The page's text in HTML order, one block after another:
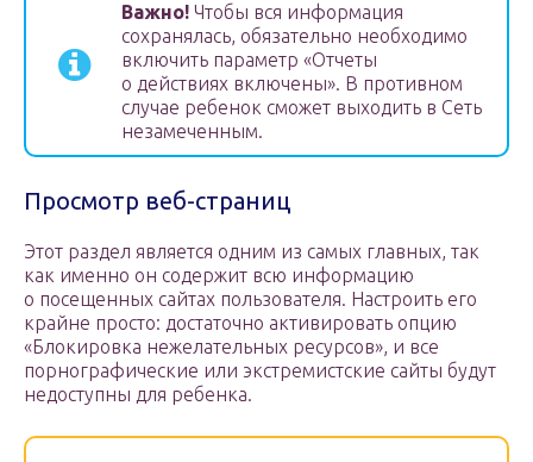
Важно! Чтобы вся информация
сохранялась, обязательно необходимо
включить параметр «Отчеты
о действиях включены». В противном
случае ребенок сможет выходить в Сеть
незамеченным.
Просмотр веб-страниц
Этот раздел является одним из самых главных, так
как именно он содержит всю информацию
о посещенных сайтах пользователя. Настроить его
крайне просто: достаточно активировать опцию
«Блокировка нежелательных ресурсов», и все
порнографические или экстремистские сайты будут
недоступны для ребенка.